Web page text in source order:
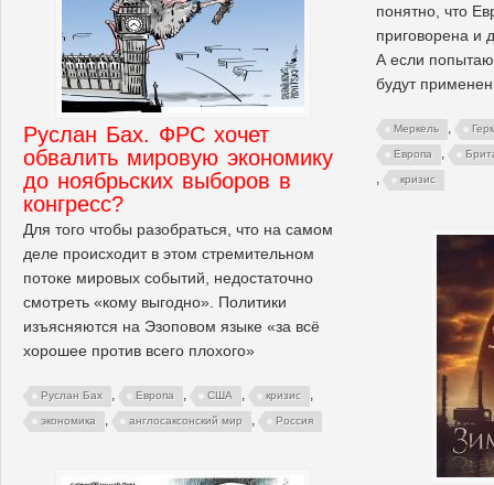
понятно, что
приговорена и
А если
будут
Меркель ,
Европа ,
, кризис
Руслан Бах. ФРС хочет
обвалить мировую экономику
до ноябрьских выборов в
конгресс?
Для того чтобы разобраться, что на самом
деле происходит в этом стремительном
потоке мировых событий, недостаточно
смотреть «кому выгодно». Политики
изъясняются на Эзоповом языке «за всё
хорошее против всего плохого»
Руслан Бах , Европа , США , кризис ,
экономика , англосаксонский мир , Россия